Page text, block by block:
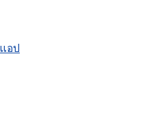
อป